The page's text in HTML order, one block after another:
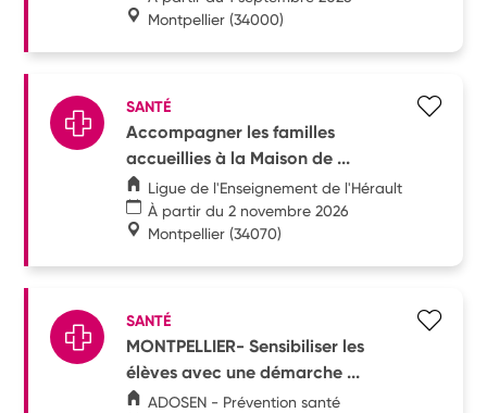
Montpellier (34000)
SANTÉ
Accompagner les familles
accueillies à la Maison de ...
Ligue de l'Enseignement de l'Hérault
À partir du 2 novembre 2026
Montpellier (34070)
SANTÉ
MONTPELLIER- Sensibiliser les
élèves avec une démarche ...
ADOSEN - Prévention santé